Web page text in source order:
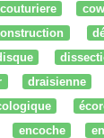
couturiere
draisienne
encoche